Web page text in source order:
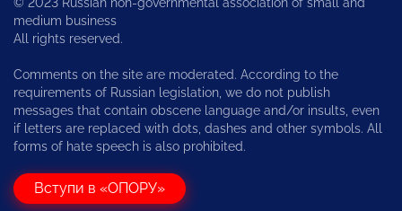
© 2023 Russian non-governmental association of small and
medium business
All rights reserved.
Comments on the site are moderated. According to the
requirements of Russian legislation, we do not publish
messages that contain obscene language and/or insults, even
if letters are replaced with dots, dashes and other symbols. All
forms of hate speech is also prohibited.
Вступи в «ОПОРУ»